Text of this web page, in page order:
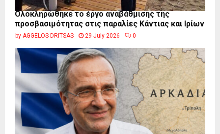
Ολοκληρώθηκε το έργο αναβάθμισης της
προσβασιμότητας στις παραλίες Κάντιας και Ιρίων
by AGGELOS DRITSAS 29 July 2026 0